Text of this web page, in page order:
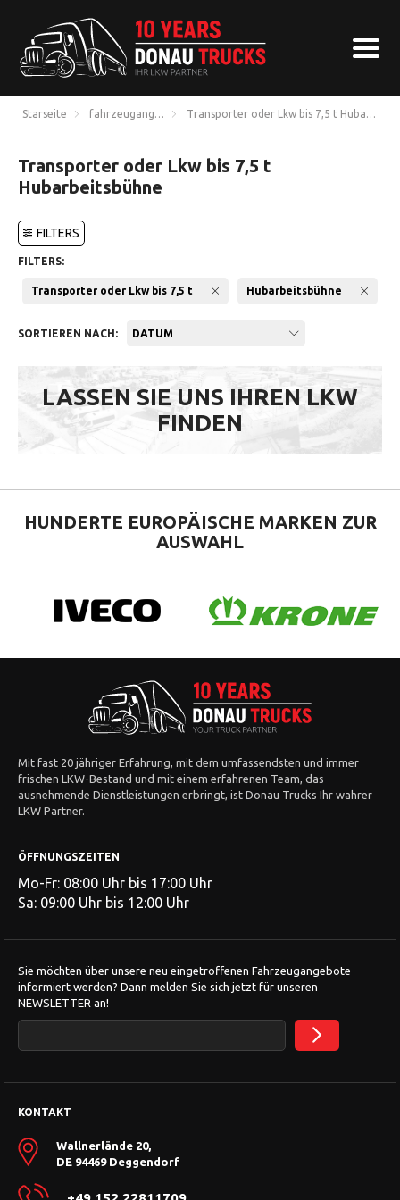
Starseite fahrzeugangebote Transporter oder Lkw bis 7,5 t
Transporter oder Lkw bis 7,5 t
Hubarbeitsbühne
FILTERS
FILTERS:
Transporter oder Lkw bis 7,5 t Hubarbeitsbühne
SORTIEREN NACH: DATUM
LASSEN SIE UNS IHREN LKW
FINDEN
HUNDERTE EUROPÄISCHE MARKEN ZUR
AUSWAHL
Mit fast 20 jähriger Erfahrung, mit dem umfassendsten und immer
frischen LKW-Bestand und mit einem erfahrenen Team, das
ausnehmende Dienstleistungen erbringt, ist Donau Trucks Ihr wahrer
LKW Partner.
ÖFFNUNGSZEITEN
Mo-Fr: 08:00 Uhr bis 17:00 Uhr
Sa: 09:00 Uhr bis 12:00 Uhr
KONTAKT
Wallnerlände 20,
DE 94469 Deggendorf
Sie möchten über unsere neu eingetroffenen Fahrzeugangebote
informiert werden? Dann melden Sie sich jetzt für unseren
NEWSLETTER an!